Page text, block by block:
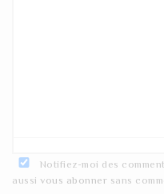
Notifiez-moi des
aussi vous abonner sans